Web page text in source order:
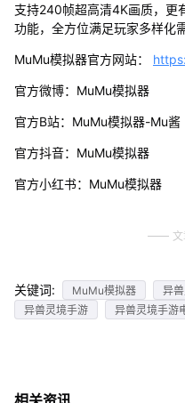
支持240帧超高清4K画质，更
功能，全方位满足玩家多样化需
MuMu模拟器官方网站：
官方微博：MuMu模拟器
官方B站：MuMu模拟器-Mu酱
官方抖音：MuMu模拟器
官方小红书：MuMu模拟器
关键词: MuMu模拟器 异
异兽灵境手游
异兽灵境手游